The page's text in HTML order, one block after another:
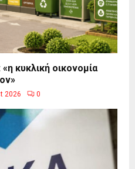
κυκλική οικονομία
2026 0